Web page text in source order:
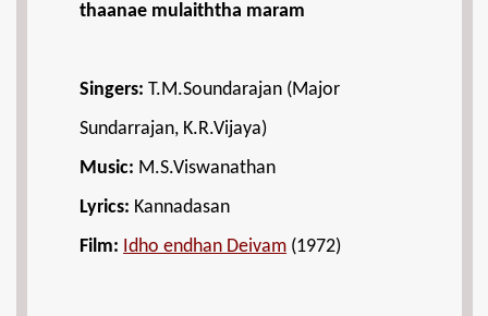
thaanae mulaiththa maram
Singers: T.M.Soundarajan (Major
Sundarrajan, K.R.Vijaya)
Music: M.S.Viswanathan
Lyrics: Kannadasan
Film: Idho endhan Deivam (1972)